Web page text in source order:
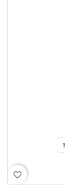
favorite_border